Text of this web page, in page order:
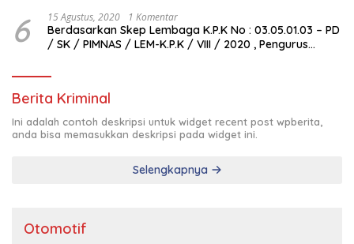
6 15 Agustus, 2020 1 Komentar
Berdasarkan Skep Lembaga K.P.K No : 03.05.01.03 – PD
/ SK / PIMNAS / LEM-K.P.K / VIII / 2020 , Pengurus
Berita Kriminal
Ini adalah contoh deskripsi untuk widget recent post wpberita,
anda bisa memasukkan deskripsi pada widget ini.
Selengkapnya
Otomotif